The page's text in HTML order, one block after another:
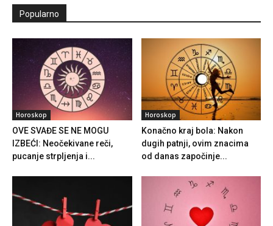
Popularno
Horoskop
OVE SVAĐE SE NE MOGU
IZBEĆI: Neočekivane reči,
pucanje strpljenja i...
Horoskop
Konačno kraj bola: Nakon
dugih patnji, ovim znacima
od danas započinje...